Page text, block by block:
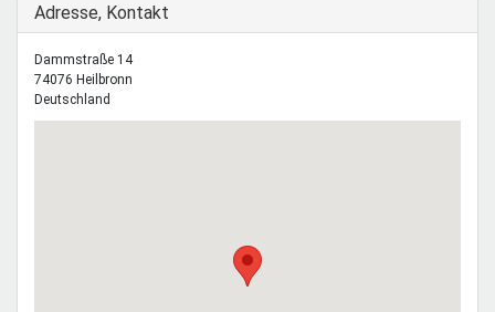
Ausblenden
Adresse, Kontakt
Dammstraße 14
74076 Heilbronn
Deutschland